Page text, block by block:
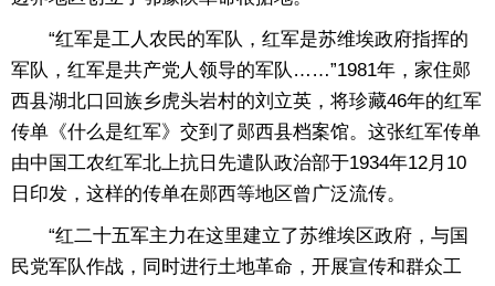
“红军是工人农民的军队，红军是苏维埃政府指挥的
军队，红军是共产党人领导的军队……”1981年，家住郧
西县湖北口回族乡虎头岩村的刘立英，将珍藏46年的红军
传单《什么是红军》交到了郧西县档案馆。这张红军传单
由中国工农红军北上抗日先遣队政治部于1934年12月10
日印发，这样的传单在郧西等地区曾广泛流传。
“红二十五军主力在这里建立了苏维埃区政府，与国
民党军队作战，同时进行土地革命，开展宣传和群众工